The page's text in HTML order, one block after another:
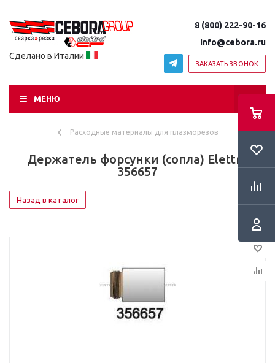
Сделано в Италии
8 (800) 222-90-16
info@cebora.ru
ЗАКАЗАТЬ ЗВОНОК
МЕНЮ
Расходные материалы для плазморезов
Держатель форсунки (сопла) Elettro
356657
Назад в каталог